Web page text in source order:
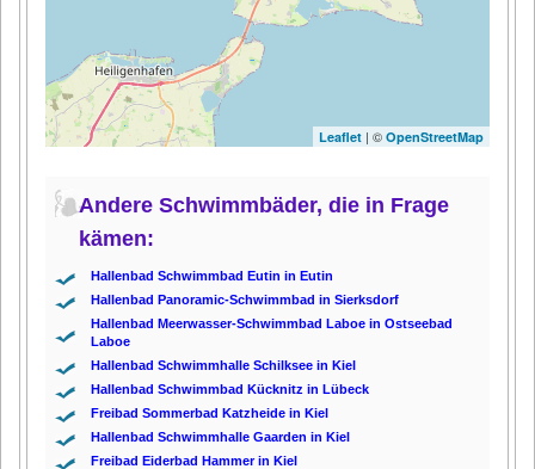
Leaflet| © OpenStreetMap
Andere Schwimmbäder, die in Frage
kämen:
Hallenbad Schwimmbad Eutin in Eutin
Hallenbad Panoramic-Schwimmbad in Sierksdorf
Hallenbad Meerwasser-Schwimmbad Laboe in Ostseebad
Laboe
Hallenbad Schwimmhalle Schilksee in Kiel
Hallenbad Schwimmbad Kücknitz in Lübeck
Freibad Sommerbad Katzheide in Kiel
Hallenbad Schwimmhalle Gaarden in Kiel
Freibad Eiderbad Hammer in Kiel